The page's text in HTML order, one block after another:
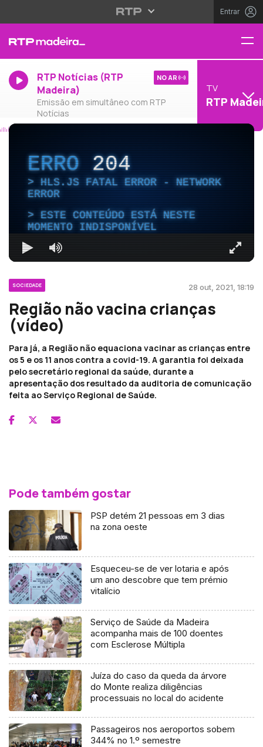
Entrar
RTP Notícias (RTP
Madeira)
Emissão em simultâneo com RTP
Notícias
NO AR
TV
RTP
ERRO204
HLS.JS FATAL ERROR - NETWORK
ERROR
ESTE CONTEÚDO ESTÁ NESTE
MOMENTO INDISPONÍVEL
SOCIEDADE 28 out, 2021, 18:19
Região não vacina crianças
(vídeo)
Para já, a Região não equaciona vacinar as crianças entre
os 5 e os 11 anos contra a covid-19. A garantia foi deixada
pelo secretário regional da saúde, durante a
apresentação dos resultado da auditoria de comunicação
feita ao Serviço Regional de Saúde.
Pode também gostar
PSP detém 21 pessoas em 3 dias
na zona oeste
Esqueceu-se de ver lotaria e após
um ano descobre que tem prémio
vitalício
Serviço de Saúde da Madeira
acompanha mais de 100 doentes
com Esclerose Múltipla
Juíza do caso da queda da árvore
do Monte realiza diligências
processuais no local do acidente
Passageiros nos aeroportos sobem
344% no 1.º semestre